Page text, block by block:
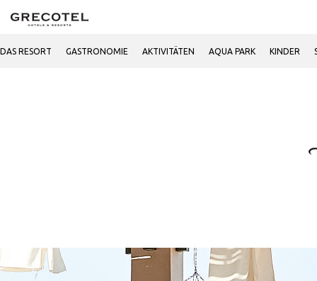
DAS RESORT GASTRONOMIE AKTIVITÄTEN AQUA PARK KINDER